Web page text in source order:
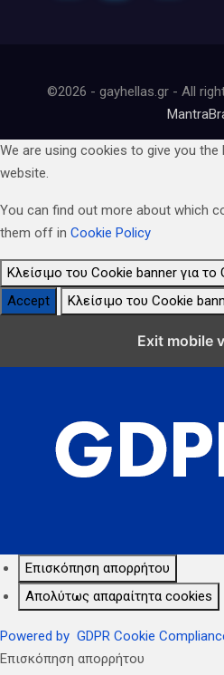
©2026 - gayhellas.gr - All
We are using cookies to give you
website.
You can find out more about which
them off in Cookie Policy
Κλείσιμο του Cookie banner για το
Accept
Κλείσιμο του Cookie
Exit mobile
Επισκόπηση απορρήτου
Απολύτως απαραίτητα cookies
Powered by GDPR Cookie
Επισκόπηση απορρήτου